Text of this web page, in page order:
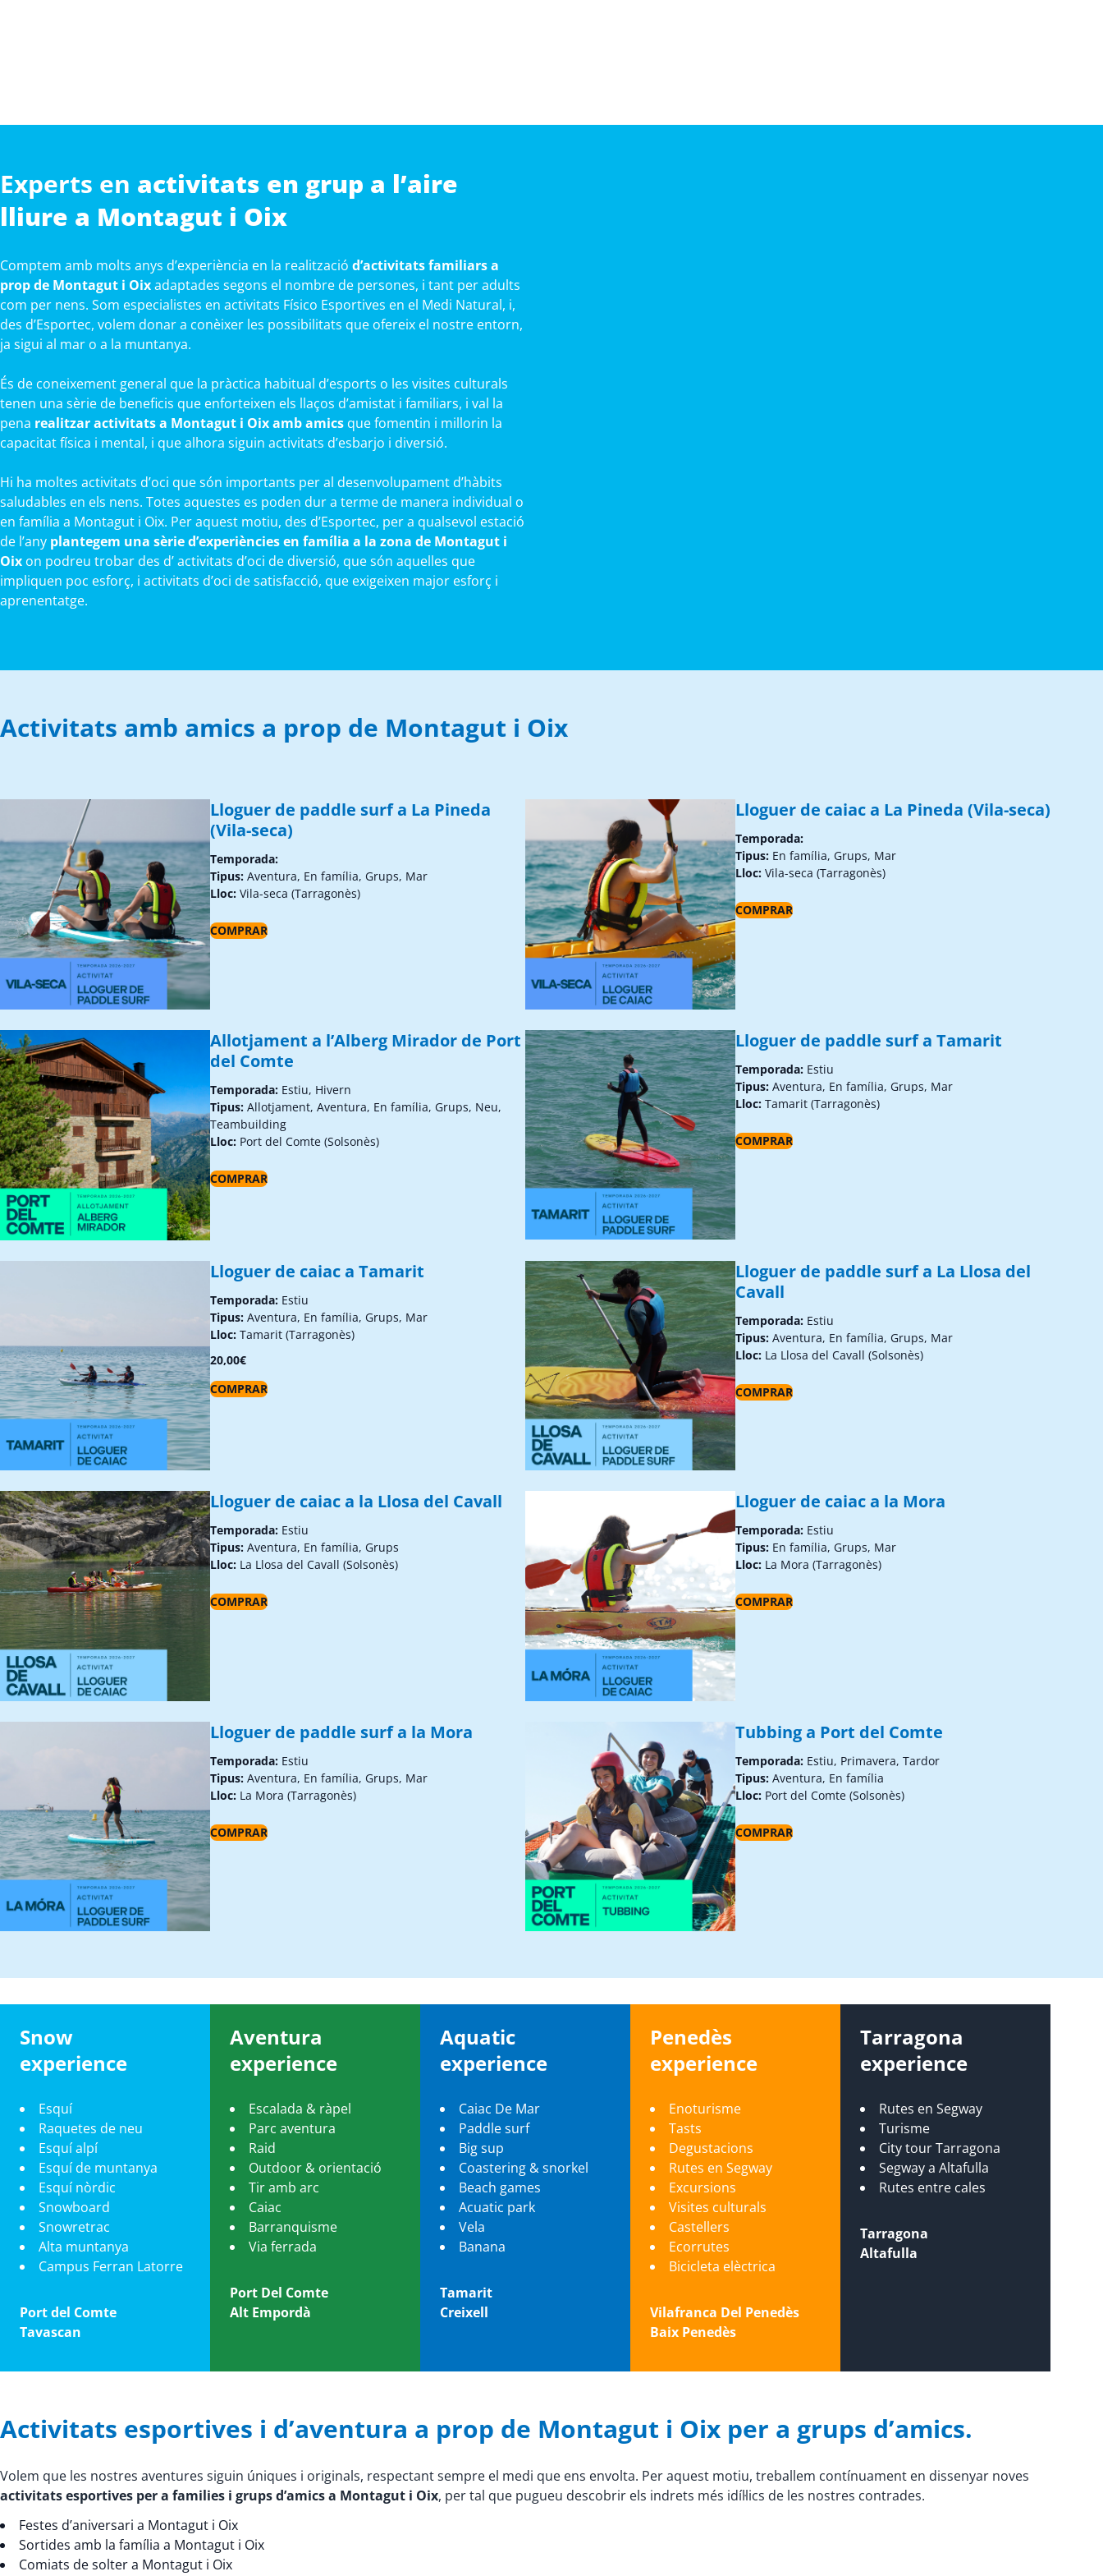
Experts en activitats en grup a l’aire
lliure a Montagut i Oix
Comptem amb molts anys d’experiència en la realització d’activitats familiars a
prop de Montagut i Oixadaptades segons el nombre de persones, i tant per adults
com per nens. Som especialistes en activitats Físico Esportives en el Medi Natural, i,
des d’Esportec, volem donar a conèixer les possibilitats que ofereix el nostre entorn,
ja sigui al mar o a la muntanya.
És de coneixement general que la pràctica habitual d’esports o les visites culturals
tenen una sèrie de beneficis que enforteixen els llaços d’amistat i familiars, i val la
pena realitzar activitats a Montagut i Oix amb amics que fomentin i millorin la
capacitat física i mental, i que alhora siguin activitats d’esbarjo i diversió.
Hi ha moltes activitats d’oci que són importants per al desenvolupament d’hàbits
saludables en els nens. Totes aquestes es poden dur a terme de manera individual o
en família a Montagut i Oix. Per aquest motiu, des d’Esportec, per a qualsevol estació
de l’any plantegem una sèrie d’experiències en família a la zona de Montagut i
Oix on podreu trobar des d’ activitats d’oci de diversió, que són aquelles que
impliquen poc esforç, i activitats d’oci de satisfacció, que exigeixen major esforç i
aprenentatge.
Activitats amb amics a prop de Montagut i Oix
Lloguer de paddle surf a La Pineda
(Vila-seca)
Temporada:
Tipus: Aventura, En família, Grups, Mar
Lloc: Vila-seca (Tarragonès)
COMPRAR
Lloguer de caiac a La Pineda (Vila-seca)
Temporada:
Tipus: En família, Grups, Mar
Lloc: Vila-seca (Tarragonès)
COMPRAR
Allotjament a l’Alberg Mirador de Port
del Comte
Temporada: Estiu, Hivern
Tipus: Allotjament, Aventura, En família, Grups, Neu,
Teambuilding
Lloc: Port del Comte (Solsonès)
COMPRAR
Lloguer de paddle surf a Tamarit
Temporada: Estiu
Tipus: Aventura, En família, Grups, Mar
Lloc: Tamarit (Tarragonès)
COMPRAR
Lloguer de caiac a Tamarit
Temporada: Estiu
Tipus: Aventura, En família, Grups, Mar
Lloc: Tamarit (Tarragonès)
20,00€
COMPRAR
Lloguer de paddle surf a La Llosa del
Cavall
Temporada: Estiu
Tipus: Aventura, En família, Grups, Mar
Lloc: La Llosa del Cavall (Solsonès)
COMPRAR
Lloguer de caiac a la Llosa del Cavall
Temporada: Estiu
Tipus: Aventura, En família, Grups
Lloc: La Llosa del Cavall (Solsonès)
COMPRAR
Lloguer de caiac a la Mora
Temporada: Estiu
Tipus: En família, Grups, Mar
Lloc: La Mora (Tarragonès)
COMPRAR
Lloguer de paddle surf a la Mora
Temporada: Estiu
Tipus: Aventura, En família, Grups, Mar
Lloc: La Mora (Tarragonès)
COMPRAR
Tubbing a Port del Comte
Temporada: Estiu, Primavera, Tardor
Tipus: Aventura, En família
Lloc: Port del Comte (Solsonès)
COMPRAR
Snow
experience
Esquí
Raquetes de neu
Esquí alpí
Esquí de muntanya
Esquí nòrdic
Snowboard
Snowretrac
Alta muntanya
Campus Ferran Latorre
Port del Comte
Tavascan
Aventura
experience
Escalada & ràpel
Parc aventura
Raid
Outdoor & orientació
Tir amb arc
Caiac
Barranquisme
Via ferrada
Port Del Comte
Alt Empordà
Aquatic
experience
Caiac De Mar
Paddle surf
Big sup
Coastering & snorkel
Beach games
Acuatic park
Vela
Banana
Tamarit
Creixell
Penedès
experience
Enoturisme
Tasts
Degustacions
Rutes en Segway
Excursions
Visites culturals
Castellers
Ecorrutes
Bicicleta elèctrica
Vilafranca Del Penedès
Baix Penedès
Tarragona
experience
Rutes en Segway
Turisme
City tour Tarragona
Segway a Altafulla
Rutes entre cales
Tarragona
Altafulla
Activitats esportives i d’aventura a prop de Montagut i Oix per a grups d’amics.
Volem que les nostres aventures siguin úniques i originals, respectant sempre el medi que ens envolta. Per aquest motiu, treballem contínuament en dissenyar noves
activitats esportives per a families i grups d’amics a Montagut i Oix, per tal que pugueu descobrir els indrets més idíl·lics de les nostres contrades.
Festes d’aniversari a Montagut i Oix
Sortides amb la família a Montagut i Oix
Comiats de solter a Montagut i Oix